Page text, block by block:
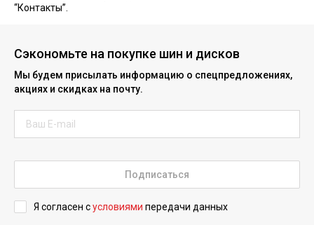
“Контакты”.
Сэкономьте на покупке шин и дисков
Мы будем присылать информацию о спецпредложениях,
акциях и скидках на почту.
Подписаться
Я согласен сусловиями передачи данных